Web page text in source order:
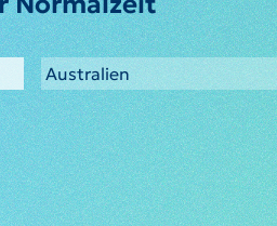
Australien